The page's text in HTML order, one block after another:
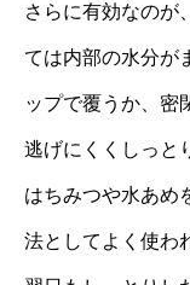
さらに有効なのが
ては内部の水分が
ップで覆うか、密
逃げにくくしっと
はちみつや水あめ
法としてよく使わ